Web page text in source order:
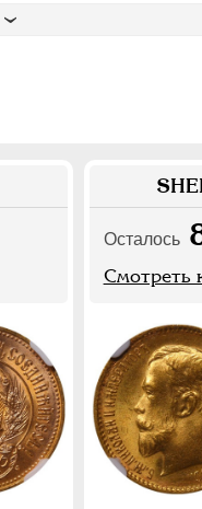
Осталось
Смотреть